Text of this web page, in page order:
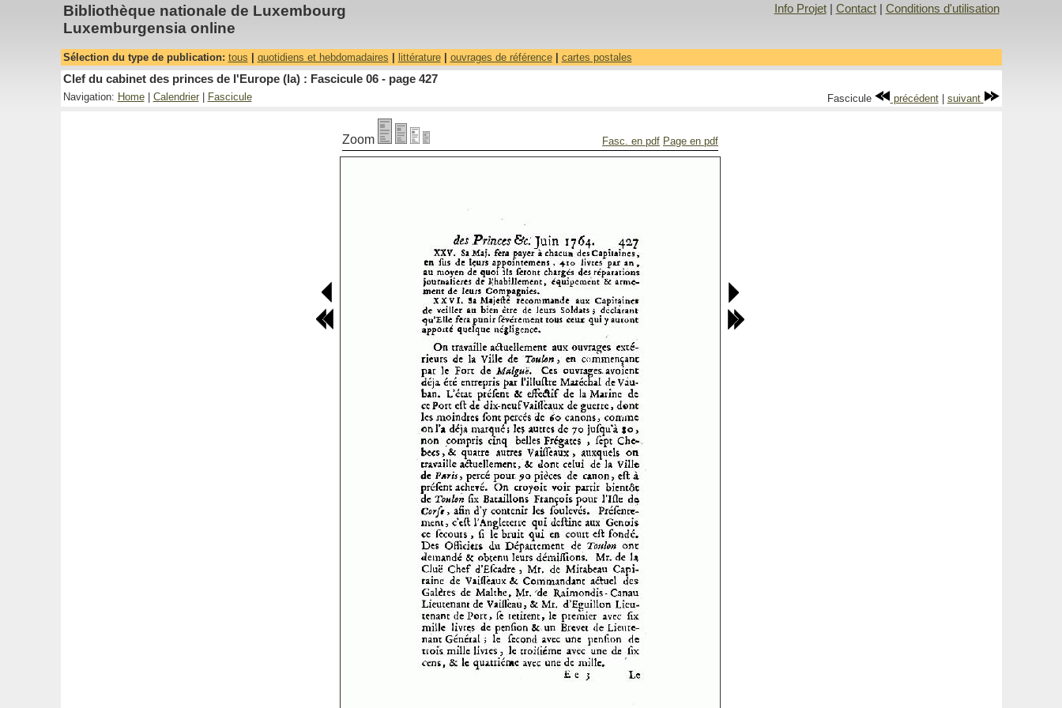
Bibliothèque nationale de Luxembourg
Luxemburgensia online
Info Projet| Contact| Conditions d'utilisation
Sélection du type de publication: tous quotidiens et hebdomadaires littérature| ouvrages de référence| cartes postales
Clef du cabinet des princes de l'Europe (la) : Fascicule 06 - page 427
Navigation: Home| Calendrier| Fascicule Fascicule précédent| suivant
Zoom Fasc. en pdf Page en pdf